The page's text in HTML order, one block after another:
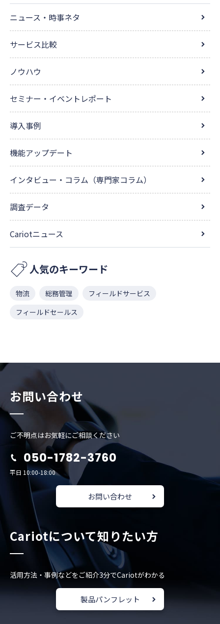
ニュース・時事ネタ
サービス比較
ノウハウ
セミナー・イベントレポート
導入事例
機能アップデート
インタビュー・コラム（専門家コラム）
調査データ
Cariotニュース
人気のキーワード
物流 総務管理
フィールドサービス
フィールドセールス
お問い合わせ
ご不明点はお気軽にご相談ください
050-1782-3760
平日 10:00-18:00
お問い合わせ
Cariotについて知りたい方
活用方法・事例などをご紹介3分でCariotがわかる
製品パンフレット